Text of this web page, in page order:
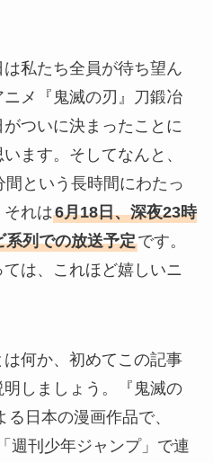
私たち全員が待ち望ん
メ『鬼滅の刃』刀鍛冶
ついに決まったことに
ます。そしてなんと、
という長時間にわたっ
それは6月18日、深夜23時
系列での放送予定です。
は、これほど嬉しいニ
何か、初めてこの記事
しましょう。『鬼滅の
日本の漫画作品で、
週刊少年ジャンプ」で連